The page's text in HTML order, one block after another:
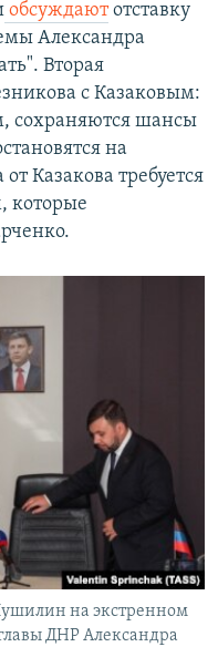
обсуждаютотставку
Александра
Вторая
с Казаковым:
сохраняются шансы
на
Казакова требуется
которые
на экстренном
ДНР Александра